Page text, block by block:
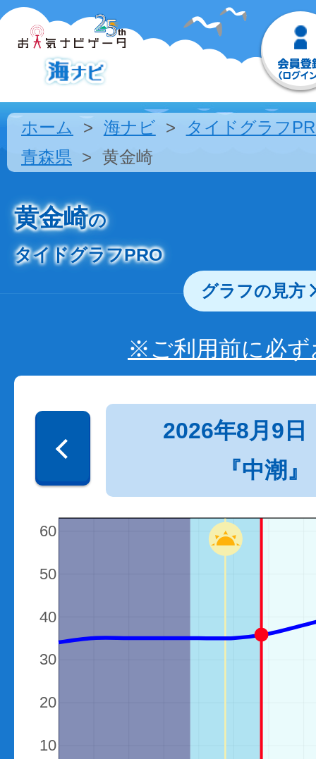
ホーム 海ナビ
タイドグラフ
青森県
黄金崎
黄金崎の
タイドグラフPRO
グラフの見方
※ご利用前に必
2026年8月9日
『中潮』
10
20
30
40
50
60